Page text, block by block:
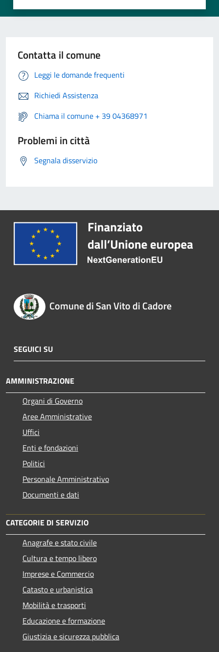
Contatta il comune
Leggi le domande frequenti
Richiedi Assistenza
Chiama il comune + 39 04368971
Problemi in città
Segnala disservizio
Comune di San Vito di Cadore
SEGUICI SU
AMMINISTRAZIONE
Organi di Governo
Aree Amministrative
Uffici
Enti e fondazioni
Politici
Personale Amministrativo
Documenti e dati
CATEGORIE DI SERVIZIO
Anagrafe e stato civile
Cultura e tempo libero
Imprese e Commercio
Catasto e urbanistica
Mobilità e trasporti
Educazione e formazione
Giustizia e sicurezza pubblica